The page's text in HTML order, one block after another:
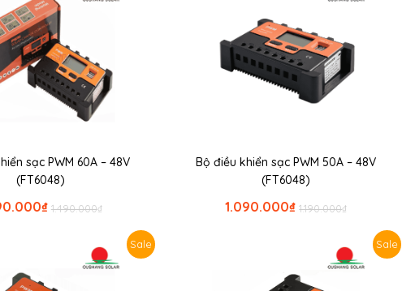
sạc PWM 60A – 48V
(FT6048)
₫
1.490.000
₫
Bộ điều khiển sạc PWM 50A – 48V
(FT6048)
₫
1.190.000
₫
1.090.000
Sale Sale